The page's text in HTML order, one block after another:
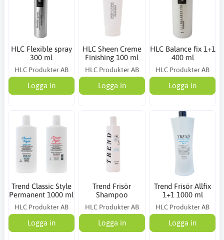
HLC Flexible spray
300 ml
HLC Produkter AB
Logga in
HLC Sheen Creme
Finishing 100 ml
HLC Produkter AB
Logga in
HLC Balance fix 1+1
400 ml
HLC Produkter AB
Logga in
Trend Classic Style
Permanent 1000 ml
HLC Produkter AB
Logga in
Trend Frisör
Shampoo
HLC Produkter AB
Logga in
Trend Frisör Allfix
1+1 1000 ml
HLC Produkter AB
Logga in